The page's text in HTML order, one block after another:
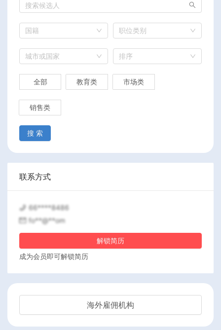
国籍 职位类别
城市或国家 排序
全部 教育类 市场类
销售类
搜 索
联系方式
66****8486
fo**@**om
解锁简历
成为会员即可解锁简历
海外雇佣机构